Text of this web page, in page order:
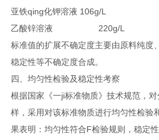
亚铁qing化钾溶液 106g/L
乙酸锌溶液
220g/L
标准值的扩展不确定度主要由原料纯度
稳定性等不确定度合成。
四、均匀性检验及稳定性考察
根据国家《一ji标准物质》技术规范，
样，采用对该标准物质进行均匀性检验
果表明：均匀性符合F检验规则，稳定性